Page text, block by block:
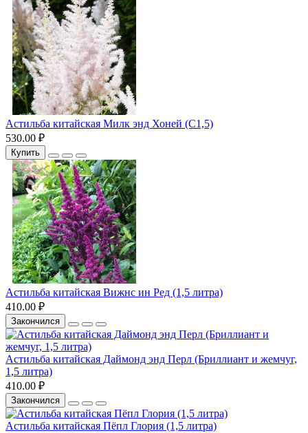
Астильба китайская Милк энд Хоней (С1,5)
530.00 ₽
Купить
Астильба китайская Вижнс ин Ред (1,5 литра)
410.00 ₽
Закончился
Астильба китайская Даймонд энд Перл (Бриллиант и жемчуг,
1,5 литра)
410.00 ₽
Закончился
Астильба китайская Пёпл Глория (1,5 литра)